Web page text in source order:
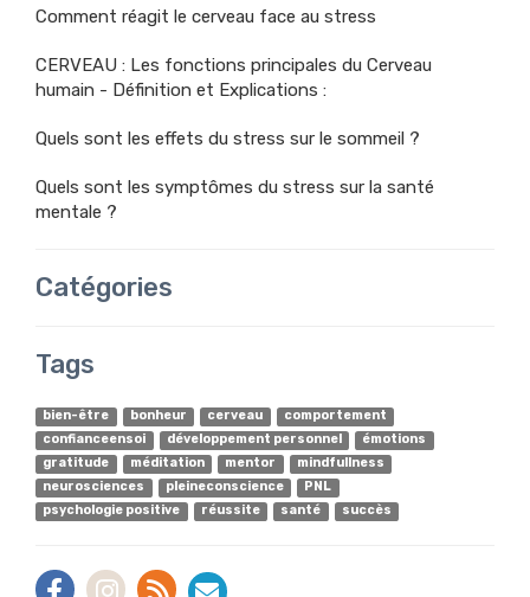
Comment réagit le cerveau face au stress
CERVEAU : Les fonctions principales du Cerveau
humain - Définition et Explications :
Quels sont les effets du stress sur le sommeil ?
Quels sont les symptômes du stress sur la santé
mentale ?
Catégories
Tags
bien-être bonheur cerveau
comportement
confianceensoi
développement personnel
émotions
gratitude
méditation mentor
mindfullness
neurosciences
pleineconscience
PNL
psychologie positive
réussite santé succès